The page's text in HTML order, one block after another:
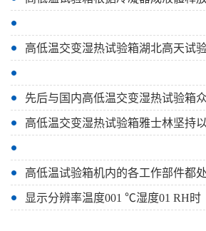
高低温交变湿热试验箱湖北高天试
先后与国内高低温交变湿热试验箱
高低温交变湿热试验箱雅士林坚持
高低温试验箱机内的各工作部件都
显示分辨率温度001 ℃湿度01 RH时